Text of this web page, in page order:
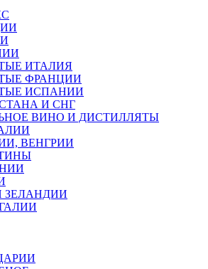
ИТАЛИЯ
ФРАНЦИИ
ИСПАНИИ
И СНГ
ВИНО И ДИСТИЛЛЯТЫ
ВЕНГРИИ
ЗЕЛАНДИИ